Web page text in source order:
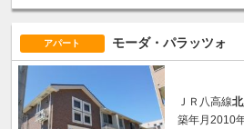
アパート モーダ・パラッツォ
ＪＲ八高線
築年月2010